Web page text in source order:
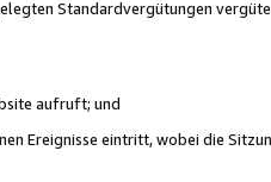
Standardvergütungen
aufruft; und
Ereignisse eintritt, wobei die